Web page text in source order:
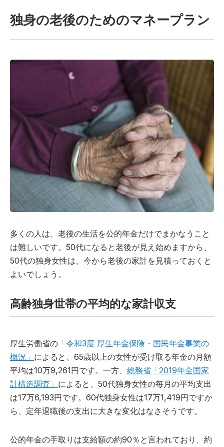
独身の老後のためのマネープラン
多くの人は、老後の生活を公的年金だけでまかなうこと
は難しいです。50代になると老後が見え始めますから、
50代の独身女性は、今から老後の家計を見積っておくと
よいでしょう。
高齢独身世帯の平均的な家計収支
厚生労働省の 「令和3度 厚生年金保険・国民年金事業の
概況」 によると、65歳以上の女性が受け取る年金の月額
平均は10万9,261円です。一方、 総務省「2019年全国家
計構造調査」 によると、50代独身女性の毎月の平均支出
は17万6,193円です。60代独身女性は17万1,419円ですか
ら、定年退職後の支出に大きな変化はなさそうです。
公的年金の手取りは支給額の約90％と言われており、約